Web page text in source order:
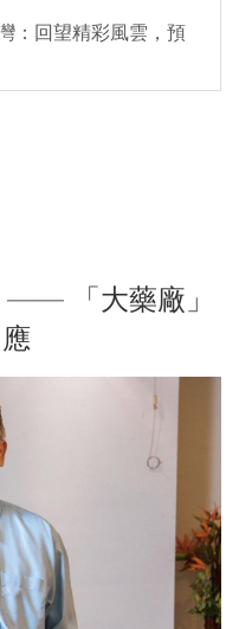
：回望精彩風雲，預
—— 「大藥廠」